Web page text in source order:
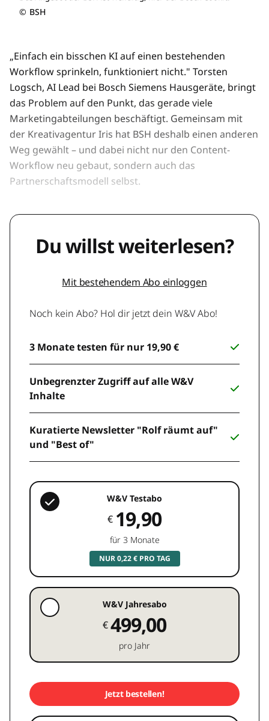
© BSH
„Einfach ein bisschen KI auf einen bestehenden
Workflow sprinkeln, funktioniert nicht." Torsten
Logsch, AI Lead bei Bosch Siemens Hausgeräte, bringt
das Problem auf den Punkt, das gerade viele
Marketingabteilungen beschäftigt. Gemeinsam mit
der Kreativagentur Iris hat BSH deshalb einen anderen
Weg gewählt – und dabei nicht nur den Content-
Workflow neu gebaut, sondern auch das
Partnerschaftsmodell selbst.
Du willst weiterlesen?
Mit bestehendem Abo einloggen
Noch kein Abo? Hol dir jetzt dein W&V Abo!
3 Monate testen für nur 19,90 €
Unbegrenzter Zugriff auf alle W&V
Inhalte
Kuratierte Newsletter "Rolf räumt auf"
und "Best of"
W&V Testabo
€ 19,90
für 3 Monate
NUR 0,22 € PRO TAG
W&V Jahresabo
€499,00
pro Jahr
Jetzt bestellen!